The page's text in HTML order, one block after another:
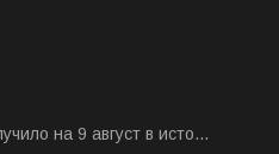
на 9 август в исто...